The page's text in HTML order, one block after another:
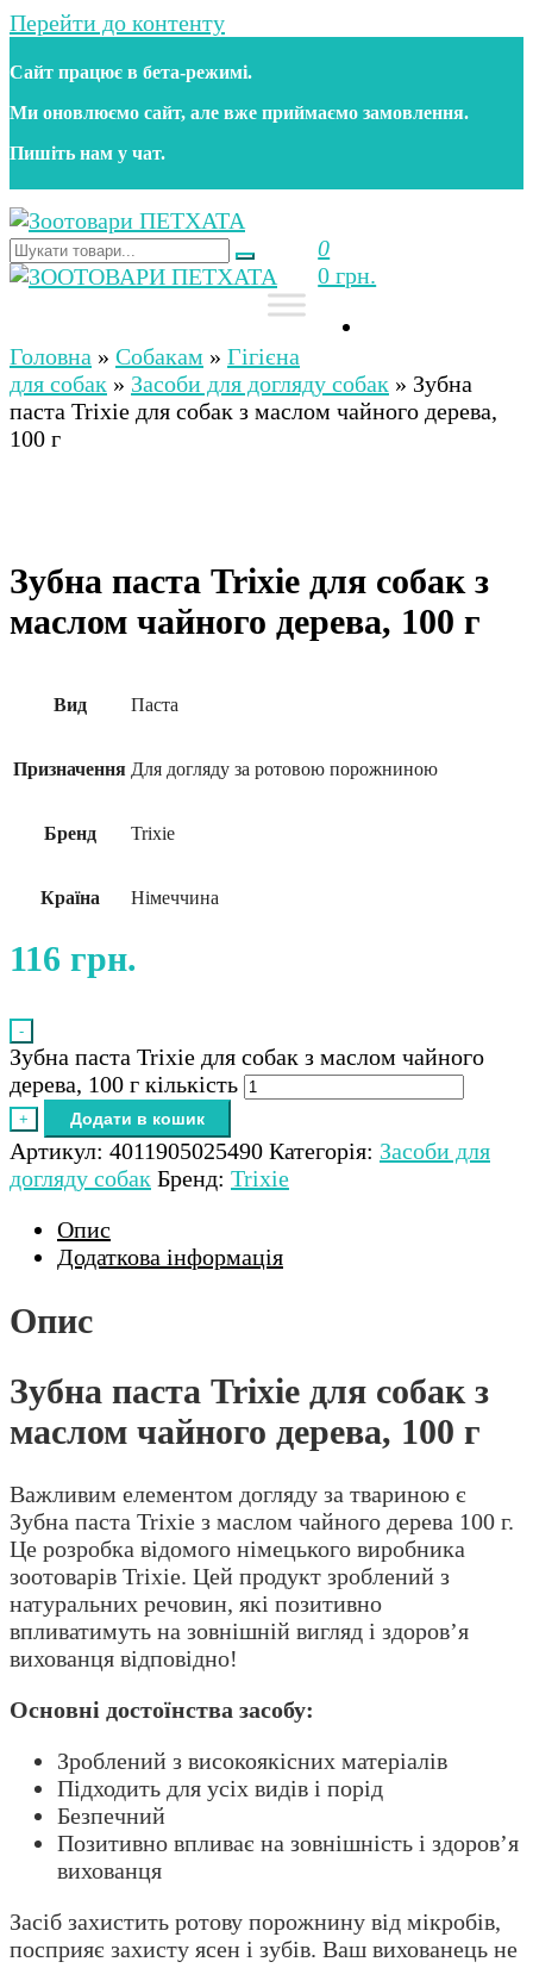
Перейти до контенту
Сайт працює в бета‑режимі.
Ми оновлюємо сайт, але вже приймаємо замовлення.
Пишіть нам у чат.
Зоотовари ПЕТХАТА
Зоомагазин для собак та котів | Корм, іграшки,
аксесуари та догляд за тваринами. Доставка по
0
0 грн.
Зоомагазин для собак та котів | Корм, іграшки,
аксесуари та догляд за тваринами. Доставка по
Україні
Головна » Собакам » Гігієна
для собак » Засоби для догляду собак » Зубна
паста Trixie для собак з маслом чайного дерева,
100 г
Зубна паста Trixie для собак з
маслом чайного дерева, 100 г
Вид Паста
Призначення Для догляду за ротовою порожниною
Бренд Trixie
Країна Німеччина
116 грн.
-
Зубна паста Trixie для собак з маслом чайного
дерева, 100 г кількість
+ Додати в кошик
Артикул: 4011905025490 Категорія: Засоби для
догляду собак Бренд: Trixie
Опис
Додаткова інформація
Опис
Зубна паста Trixie для собак з
маслом чайного дерева, 100 г
Важливим елементом догляду за твариною є
Зубна паста Trixie з маслом чайного дерева 100 г.
Це розробка відомого німецького виробника
зоотоварів Trixie. Цей продукт зроблений з
натуральних речовин, які позитивно
впливатимуть на зовнішній вигляд і здоров’я
вихованця відповідно!
Основні достоїнства засобу:
Зроблений з високоякісних матеріалів
Підходить для усіх видів і порід
Безпечний
Позитивно впливає на зовнішність і здоров’я
вихованця
Засіб захистить ротову порожнину від мікробів,
посприяє захисту ясен і зубів. Ваш вихованець не